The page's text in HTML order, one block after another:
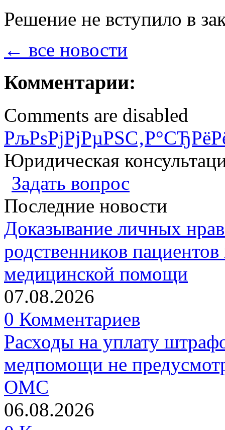
Решение не вступило в
← все новости
Комментарии:
Comments are disabled
Юридическая
Задать вопрос
Последние новости
Доказывание личных
родственников
медицинской помощи
07.08.2026
0 Комментариев
Расходы на уплату
медпомощи не
ОМС
06.08.2026